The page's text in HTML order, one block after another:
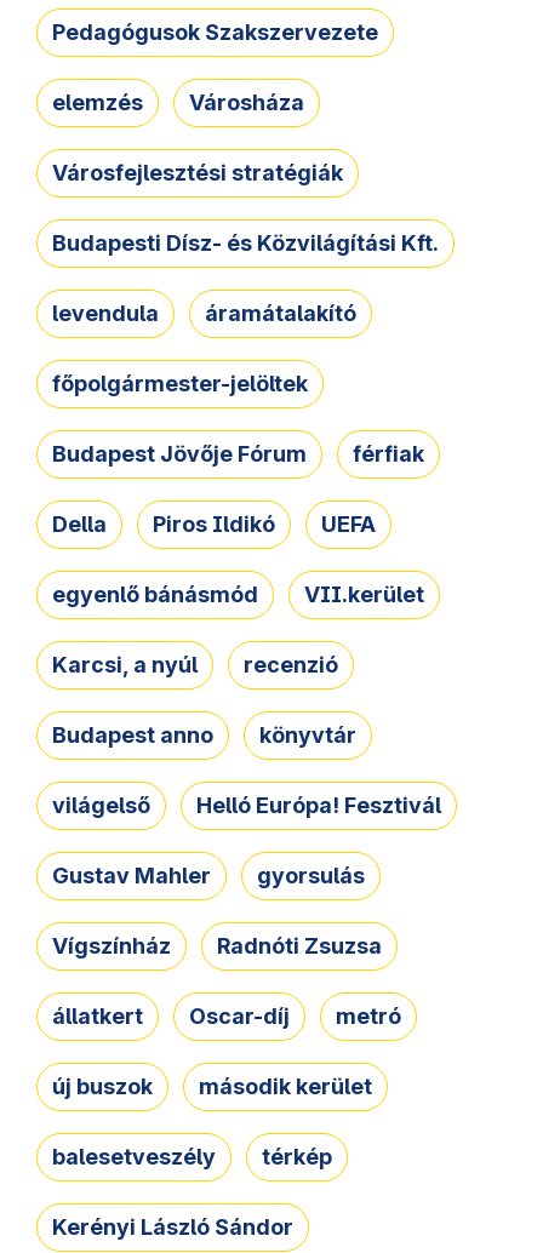
Pedagógusok Szakszervezete
elemzés Városháza
Városfejlesztési stratégiák
Budapesti Dísz- és Közvilágítási Kft.
levendula áramátalakító
főpolgármester-jelöltek
Budapest Jövője Fórum férfiak
Della Piros Ildikó UEFA
egyenlő bánásmód VII.kerület
Karcsi, a nyúl recenzió
Budapest anno könyvtár
világelső Helló Európa! Fesztivál
Gustav Mahler gyorsulás
Vígszínház Radnóti Zsuzsa
állatkert Oscar-díj metró
új buszok második kerület
balesetveszély térkép
Kerényi László Sándor